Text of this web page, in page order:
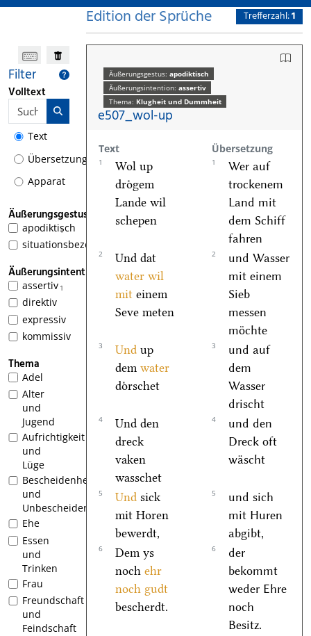
Filter
Volltext
Text
Übersetzung
Apparat
Äußerungsgestus
1
apodiktisch
situationsbezogen
Äußerungsintention
1
assertiv
direktiv
expressiv
kommissiv
Thema
Adel
Alter
und
Jugend
Aufrichtigkeit
und
Lüge
Bescheidenheit
und
Unbescheidenheit
Ehe
Essen
und
Trinken
Frau
Freundschaft
und
Feindschaft
Edition der Sprüche Trefferzahl:1
Äußerungsgestus: apodiktisch
Äußerungsintention: assertiv
Thema: Klugheit und Dummheit
e507_wol-up
Text Übersetzung
1
Wol up
droͤgem
Lande wil
schepen
1
Wer auf
trockenem
Land mit
dem Schiff
fahren
2
Und dat
water wil
mit einem
Seve meten
2
und Wasser
mit einem
Sieb
messen
möchte
3 Und up
dem water
doͤrschet
3
und auf
dem
Wasser
drischt
4
Und den
dreck
vaken
wasschet
4
und den
Dreck oft
wäscht
5 Und sick
mit Horen
bewerdt,
5
und sich
mit Huren
abgibt,
6
Dem ys
noch ehr
noch gudt
bescherdt.
6
der
bekommt
weder Ehre
noch
Besitz.